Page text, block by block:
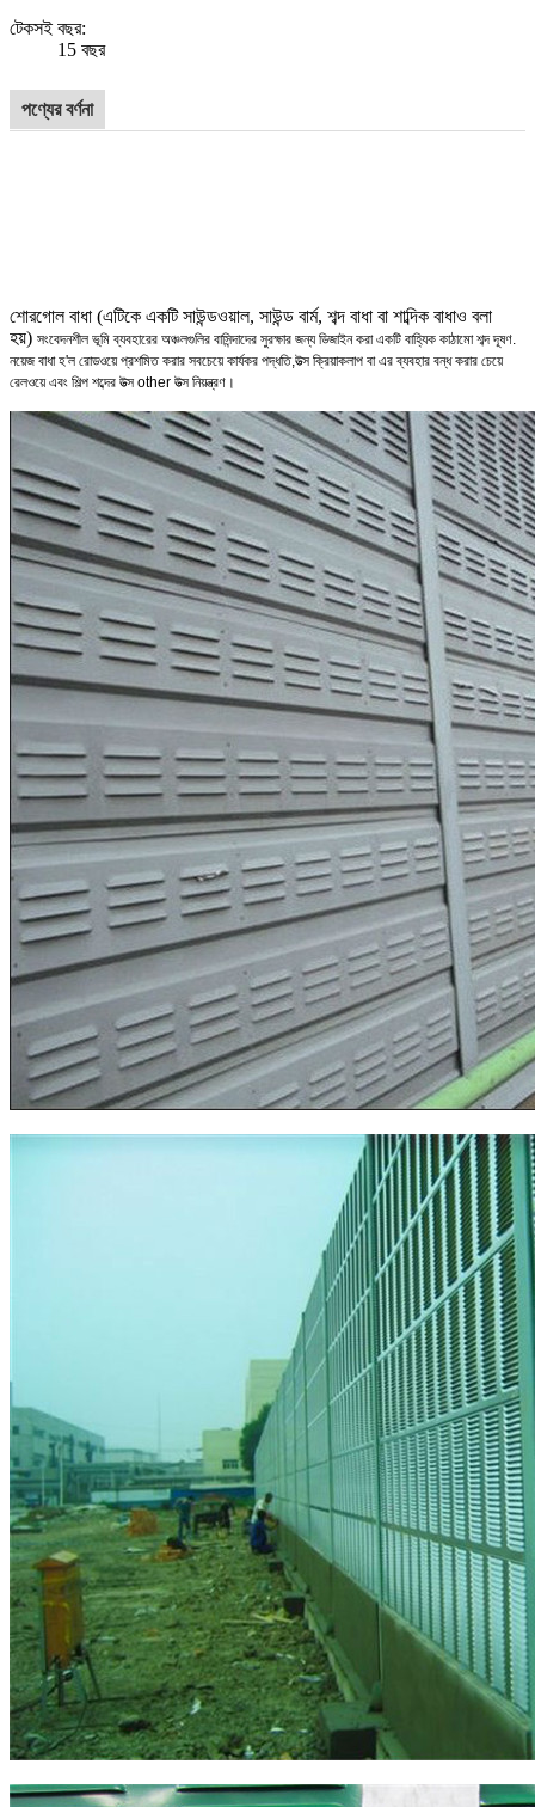
টেকসই বছর:
15 বছর
পণ্যের বর্ণনা
শোরগোল বাধা (এটিকে একটি সাউন্ডওয়াল, সাউন্ড বার্ম, শব্দ বাধা বা শাব্দিক বাধাও বলা
হয়) সংবেদনশীল ভূমি ব্যবহারের অঞ্চলগুলির বাসিন্দাদের সুরক্ষার জন্য ডিজাইন করা একটি বাহ্যিক কাঠামোশব্দ দূষণ.
নয়েজ বাধা হ'ল রোডওয়ে প্রশমিত করার সবচেয়ে কার্যকর পদ্ধতি,উত্স ক্রিয়াকলাপ বা এর ব্যবহার বন্ধ করার চেয়ে
রেলওয়ে এবং শিল্প শব্দের উত্স other উত্স নিয়ন্ত্রণ।